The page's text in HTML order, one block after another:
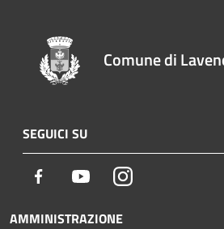
Comune di
SEGUICI SU
Facebook YoutubeInstagram
AMMINISTRAZIONE